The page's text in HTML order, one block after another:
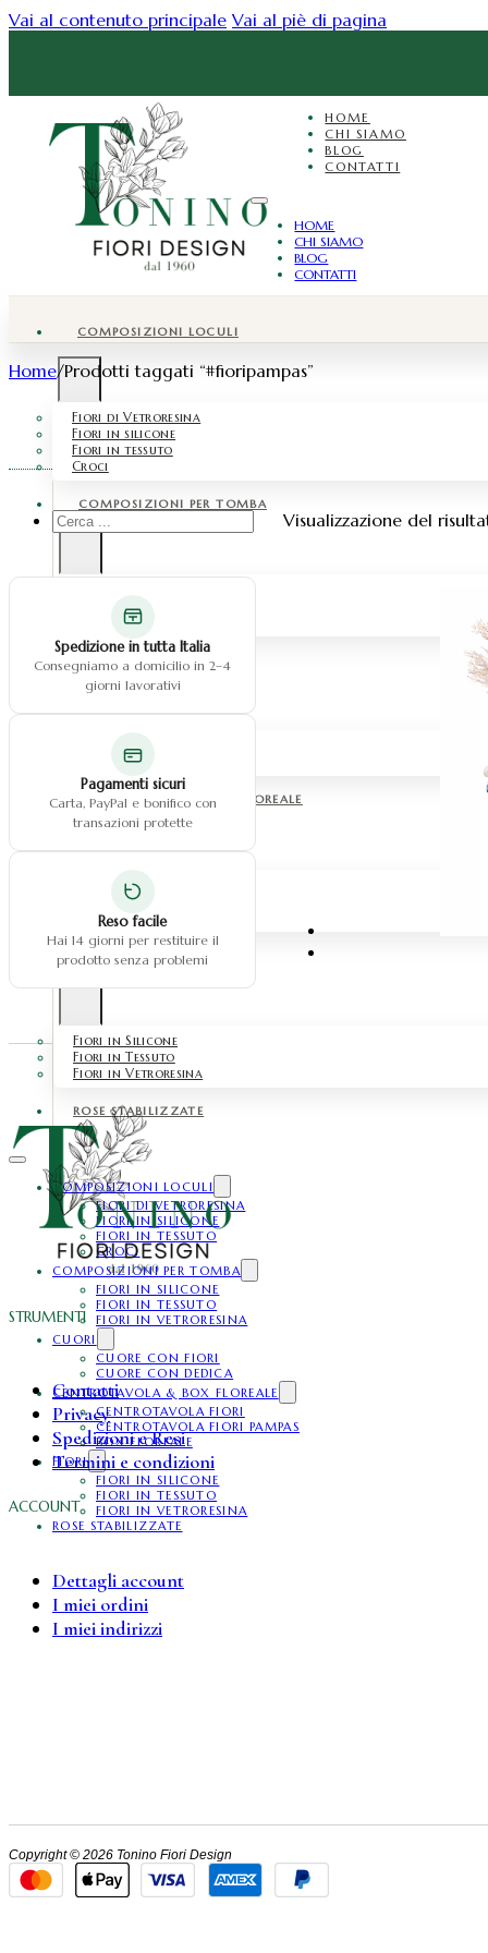
Vai al contenuto principale Vai al piè di pagina
HOME
CHI SIAMO
BLOG
CONTATTI
HOME
CHI SIAMO
BLOG
CONTATTI
COMPOSIZIONI LOCULI
Fiori di Vetroresina
Fiori in silicone
Fiori in tessuto
Croci
COMPOSIZIONI PER TOMBA
Fiori in tessuto
Fiori in vetroresina
CUORI
Cuore con fiori
Cuore con dedica
CENTROTAVOLA & BOX FLOREALE
Centrotavola fiori
Centrotavola fiori pampas
Box floreale
FIORI
Fiori in Silicone
Fiori in Tessuto
Fiori in Vetroresina
ROSE STABILIZZATE
COMPOSIZIONI LOCULI
FIORI DI VETRORESINA
FIORI IN SILICONE
FIORI IN TESSUTO
CROCI
COMPOSIZIONI PER TOMBA
FIORI IN SILICONE
FIORI IN TESSUTO
FIORI IN VETRORESINA
CUORI
CUORE CON FIORI
CUORE CON DEDICA
CENTROTAVOLA & BOX FLOREALE
CENTROTAVOLA FIORI
CENTROTAVOLA FIORI PAMPAS
BOX FLOREALE
FIORI
FIORI IN SILICONE
FIORI IN TESSUTO
FIORI IN VETRORESINA
ROSE STABILIZZATE
Home/Prodotti taggati “#fioripampas”
Cerca
...
Spedizione in tutta Italia
Consegniamo a domicilio in 2–4
giorni lavorativi
Pagamenti sicuri
Carta, PayPal e bonifico con
transazioni protette
Reso facile
Hai 14 giorni per restituire il
prodotto senza problemi
Visualizzazione del
STRUMENTI
Contatti
Privacy
Spedizioni e Resi
Termini e condizioni
ACCOUNT
Dettagli account
I miei ordini
I miei indirizzi
Copyright © 2026 Tonino Fiori Design